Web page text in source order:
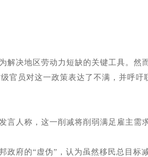
解决地区劳动力短缺的关键工具。然
官员对这一政策表达了不满，并呼吁
言人称，这一削减将削弱满足雇主需
政府的“虚伪”，认为虽然移民总目标